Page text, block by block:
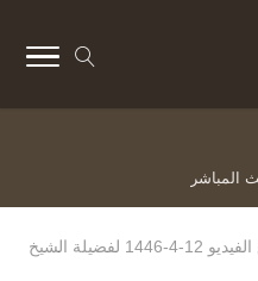
المباشر
جواب عن مقاطع الفيديو 12-4-1446 لفضيلة الشيخ